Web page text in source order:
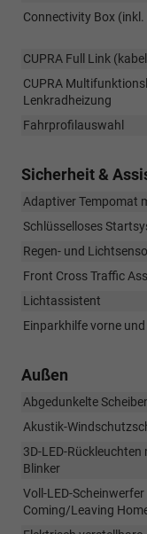
Connectivity Box
CUPRA Full Link
CUPRA
Lenkradheizung
Fahrprofilauswahl
Sicherheit &
Adaptiver Tempomat
Schlüsselloses
Regen- und
Front Cross Traffic
Lichtassistent
Einparkhilfe vorne
Außen
Abgedunkelte
Akustik-
3D-LED-
Blinker
Voll-LED-
Coming/Leaving